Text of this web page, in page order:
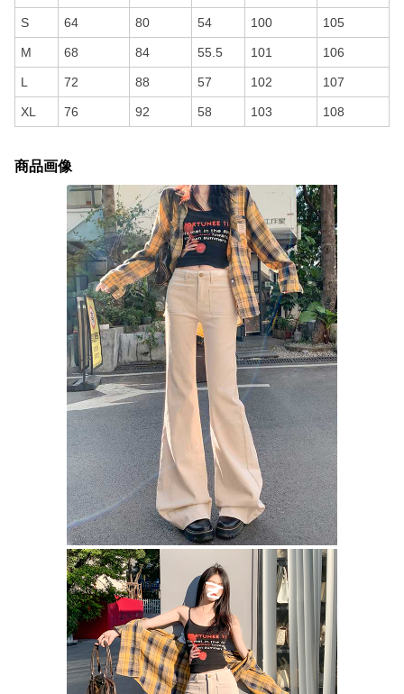
S 64 80 54 100 105
M 68 84 55.5 101 106
L 72 88 57 102 107
XL 76 92 58 103 108
商品画像